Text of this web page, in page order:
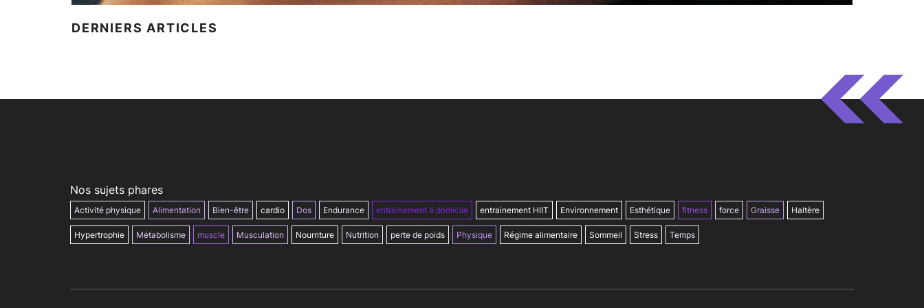
DERNIERS ARTICLES
Nos sujets phares
Activité physique Alimentation Bien-être cardio Dos Endurance entrainement à domicile entrainement HIIT Environnement Esthétique fitness force Graisse Haltère
Hypertrophie Métabolisme muscle Musculation Nourriture Nutrition perte de poids Physique Régime alimentaire Sommeil Stress Temps